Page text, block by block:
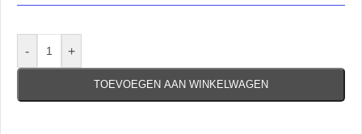
- +
TOEVOEGEN AAN WINKELWAGEN